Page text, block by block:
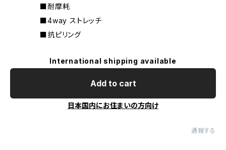
■耐摩耗
■4way ストレッチ
■抗ピリング
International shipping available
Add to cart
日本国内にお住まいの方向け
通報する